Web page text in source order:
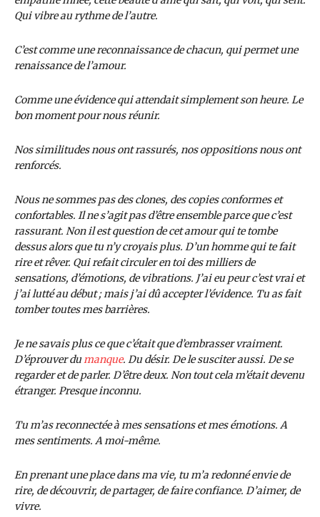
Qui vibre au rythme de l’autre.
C’est comme une reconnaissance de chacun, qui permet une
renaissance de l’amour.
Comme une évidence qui attendait simplement son heure. Le
bon moment pour nous réunir.
Nos similitudes nous ont rassurés, nos oppositions nous ont
renforcés.
Nous ne sommes pas des clones, des copies conformes et
confortables. Il ne s’agit pas d’être ensemble parce que c’est
rassurant. Non il est question de cet amour qui te tombe
dessus alors que tu n’y croyais plus. D’un homme qui te fait
rire et rêver. Qui refait circuler en toi des milliers de
sensations, d’émotions, de vibrations. J’ai eu peur c’est vrai et
j’ai lutté au début ; mais j’ai dû accepter l’évidence. Tu as fait
tomber toutes mes barrières.
Je ne savais plus ce que c’était que d’embrasser vraiment.
D’éprouver dumanque. Du désir. De le susciter aussi. De se
regarder et de parler. D’être deux. Non tout cela m’était devenu
étranger. Presque inconnu.
Tu m’as reconnectée à mes sensations et mes émotions. A
mes sentiments. A moi-même.
En prenant une place dans ma vie, tu m’a redonné envie de
rire, de découvrir, de partager, de faire confiance. D’aimer, de
vivre.